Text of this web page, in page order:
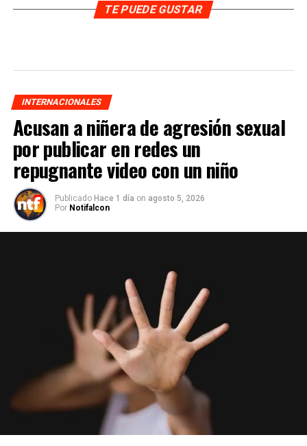
TE PUEDE GUSTAR
INTERNACIONALES
Acusan a niñera de agresión sexual
por publicar en redes un
repugnante video con un niño
Publicado Hace 1 día on agosto 5, 2026
Por Notifalcon